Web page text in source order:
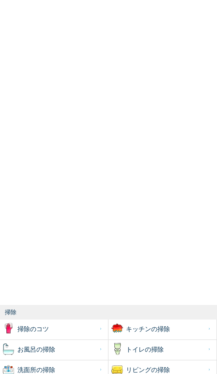
掃除
掃除のコツ キッチンの掃除
お風呂の掃除 トイレの掃除
洗面所の掃除 リビングの掃除